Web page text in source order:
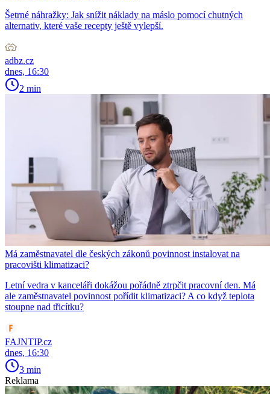
Šetrné náhražky: Jak snížit náklady na máslo pomocí chutných
alternativ, které vaše recepty ještě vylepší.
adbz.cz
dnes, 16:30
2 min
Má zaměstnavatel dle českých zákonů povinnost instalovat na
pracovišti klimatizaci?
Letní vedra v kanceláři dokážou pořádně ztrpčit pracovní den. Má
ale zaměstnavatel povinnost pořídit klimatizaci? A co když teplota
stoupne nad třicítku?
FAJNTIP.cz
dnes, 16:30
3 min
Reklama